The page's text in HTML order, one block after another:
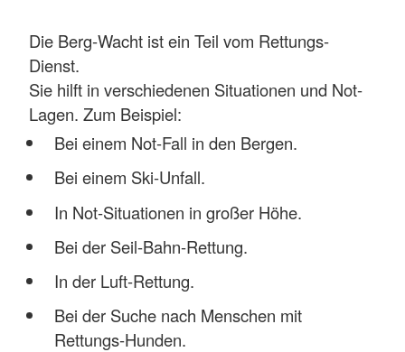
Die Berg-Wacht ist ein Teil vom Rettungs-
Dienst.
Sie hilft in verschiedenen Situationen und Not-
Lagen. Zum Beispiel:
Bei einem Not-Fall in den Bergen.
Bei einem Ski-Unfall.
In Not-Situationen in großer Höhe.
Bei der Seil-Bahn-Rettung.
In der Luft-Rettung.
Bei der Suche nach Menschen mit
Rettungs-Hunden.